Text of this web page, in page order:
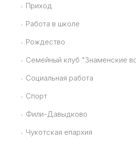
Приход
Работа в школе
Рождество
Семейный клуб "Знаменские
Социальная работа
Спорт
Фили-Давыдково
Чукотская епархия